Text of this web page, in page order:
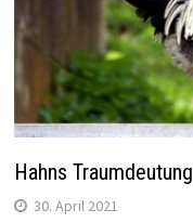
Hahns
30. April 2021